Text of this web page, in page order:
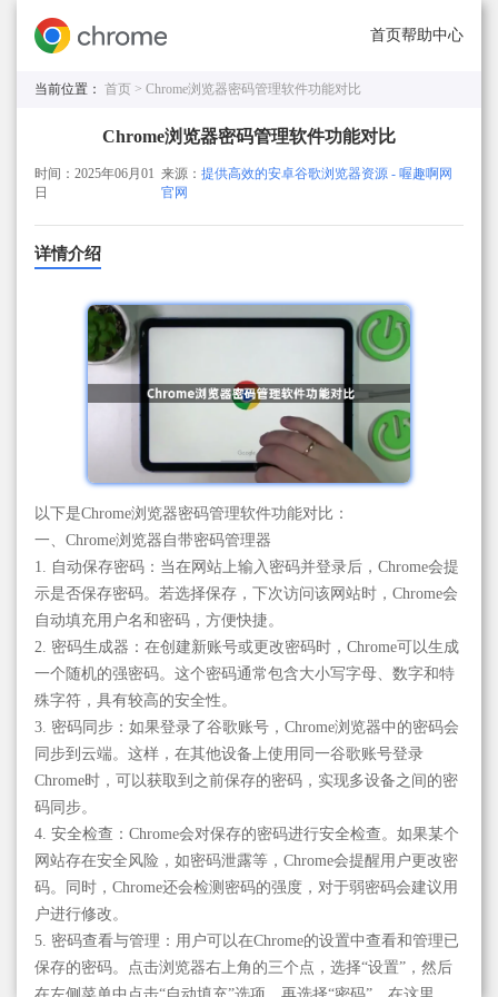
首页帮助中心
当前位置： 首页 > Chrome浏览器密码管理软件功能对比
Chrome浏览器密码管理软件功能对比
时间：2025年06月01
日
来源：提供高效的安卓谷歌浏览器资源 - 喔趣啊网
官网
详情介绍
以下是Chrome浏览器密码管理软件功能对比：
一、Chrome浏览器自带密码管理器
1. 自动保存密码：当在网站上输入密码并登录后，Chrome会提
示是否保存密码。若选择保存，下次访问该网站时，Chrome会
自动填充用户名和密码，方便快捷。
2. 密码生成器：在创建新账号或更改密码时，Chrome可以生成
一个随机的强密码。这个密码通常包含大小写字母、数字和特
殊字符，具有较高的安全性。
3. 密码同步：如果登录了谷歌账号，Chrome浏览器中的密码会
同步到云端。这样，在其他设备上使用同一谷歌账号登录
Chrome时，可以获取到之前保存的密码，实现多设备之间的密
码同步。
4. 安全检查：Chrome会对保存的密码进行安全检查。如果某个
网站存在安全风险，如密码泄露等，Chrome会提醒用户更改密
码。同时，Chrome还会检测密码的强度，对于弱密码会建议用
户进行修改。
5. 密码查看与管理：用户可以在Chrome的设置中查看和管理已
保存的密码。点击浏览器右上角的三个点，选择“设置”，然后